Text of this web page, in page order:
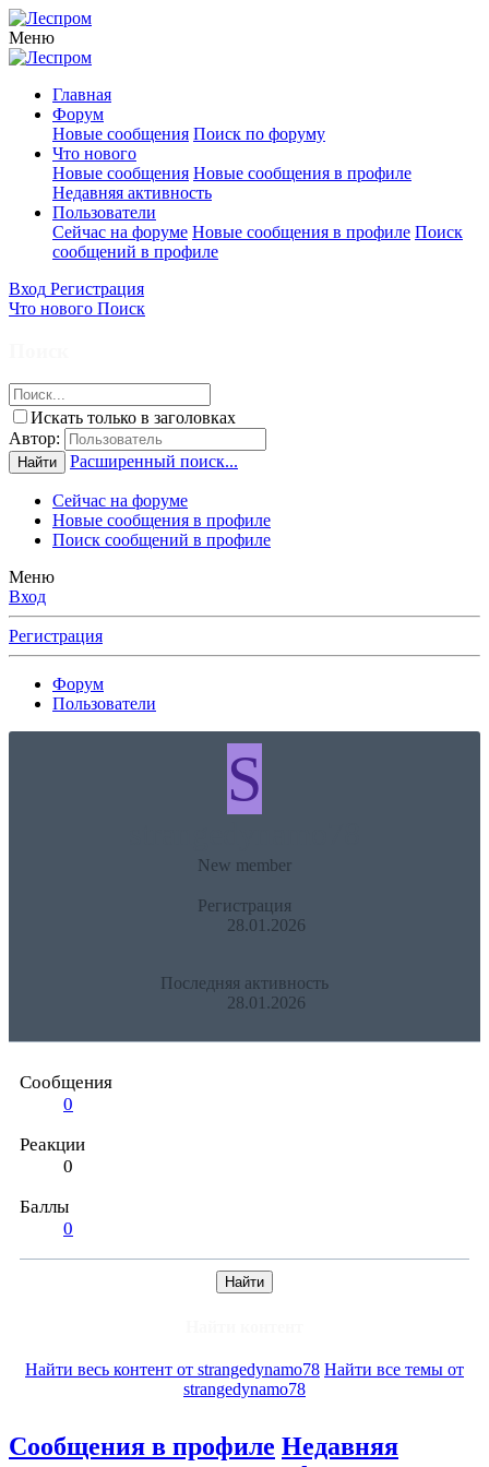
Меню
Главная
Форум
Новые сообщения Поиск по форуму
Что нового
Новые сообщения Новые сообщения в профиле
Недавняя активность
Пользователи
Сейчас на форуме Новые сообщения в профиле Поиск
сообщений в профиле
Вход Регистрация
Что нового Поиск
Искать только в заголовках
Автор:
Найти Расширенный поиск...
Сейчас на форуме
Новые сообщения в профиле
Поиск сообщений в профиле
Меню
Вход
Регистрация
Форум
Пользователи
S
New member
Регистрация
28.01.2026
Последняя активность
28.01.2026
Сообщения
0
Реакции
0
Баллы
0
Найти
Найти весь контент от strangedynamo78 Найти все темы от
strangedynamo78
Сообщения в профиле Недавняя